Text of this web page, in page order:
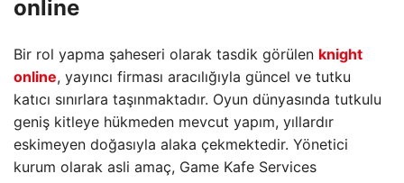
online
Bir rol yapma şaheseri olarak tasdik görülen knight
online, yayıncı firması aracılığıyla güncel ve tutku
katıcı sınırlara taşınmaktadır. Oyun dünyasında tutkulu
geniş kitleye hükmeden mevcut yapım, yıllardır
eskimeyen doğasıyla alaka çekmektedir. Yönetici
kurum olarak asli amaç, Game Kafe Services